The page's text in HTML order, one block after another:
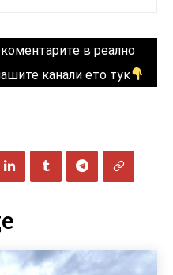
в реално
канали ето тук